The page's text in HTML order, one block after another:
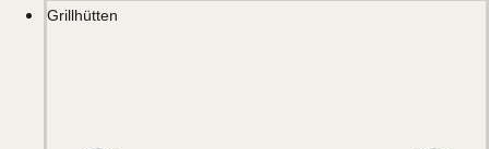
Grillhütten